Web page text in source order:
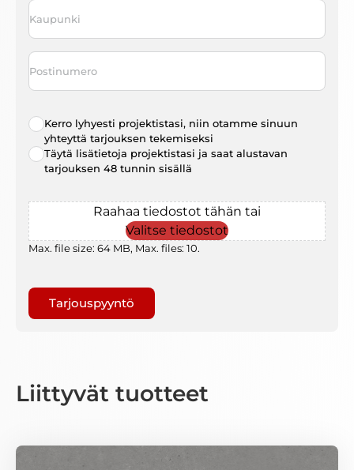
Kaupunki
Postinumero
Radio
choice*
Kerro lyhyesti projektistasi, niin otamme sinuun
yhteyttä tarjouksen tekemiseksi
Täytä lisätietoja projektistasi ja saat alustavan
tarjouksen 48 tunnin sisällä
File
Raahaa tiedostot tähän tai
Valitse tiedostot
Max. file size: 64 MB, Max. files: 10.
Liittyvät tuotteet